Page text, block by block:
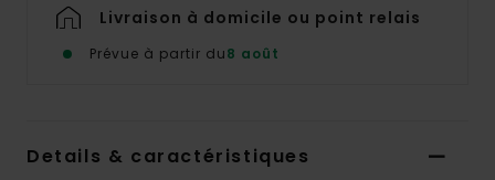
Livraison à domicile ou point relais
Prévue à partir du8 août
Details & caractéristiques